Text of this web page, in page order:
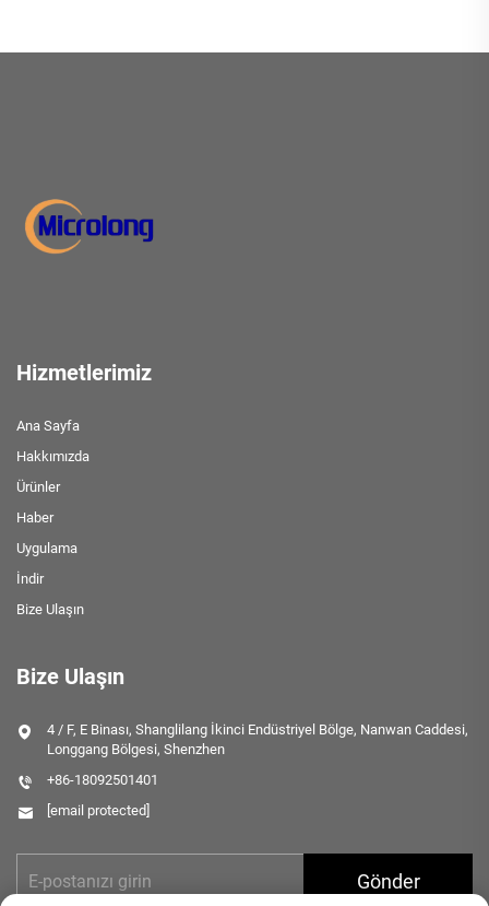
Hizmetlerimiz
Ana Sayfa
Hakkımızda
Ürünler
Haber
Uygulama
İndir
Bize Ulaşın
Bize Ulaşın
4 / F, E Binası, Shanglilang İkinci Endüstriyel Bölge, Nanwan Caddesi,
Longgang Bölgesi, Shenzhen
+86-18092501401
[email protected]
Gönder